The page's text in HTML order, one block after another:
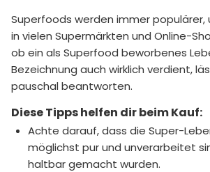
Superfoods werden immer
in vielen Supermärkten und Online-
ob ein als Superfood beworbenes
Bezeichnung auch wirklich verdient,
pauschal beantworten.
Diese Tipps helfen dir beim Kauf:
Achte darauf, dass die Super-
möglichst pur und unverarbeitet
haltbar gemacht wurden.